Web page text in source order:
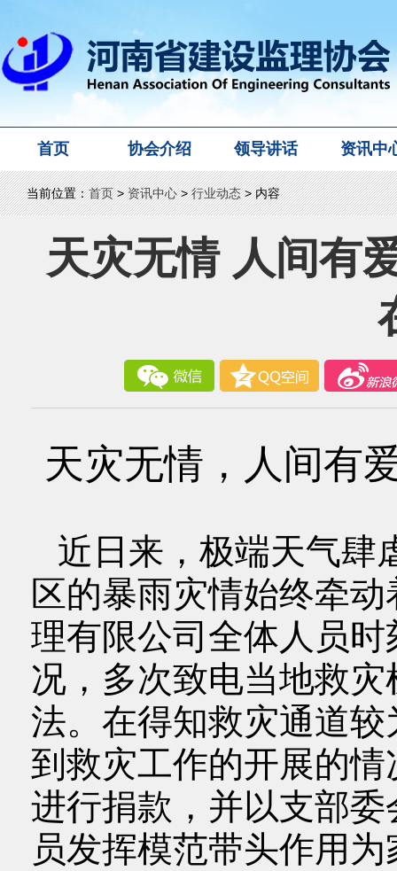
首页 协会介绍 领导讲话 资讯中
当前位置：首页>资讯中心>行业动态> 内容
天灾无情 人间有
天灾无情，人间有
近日来，极端天气肆
区的暴雨灾情始终牵
理有限公司全体人员
况，多次致电当地救
法。在得知救灾通道
到救灾工作的开展的
进行捐款，并以支部
员发挥模范带头作用